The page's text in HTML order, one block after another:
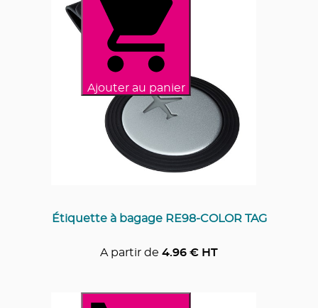
Ajouter au panier
Étiquette à bagage RE98-COLOR TAG
A partir de 4.96 € HT